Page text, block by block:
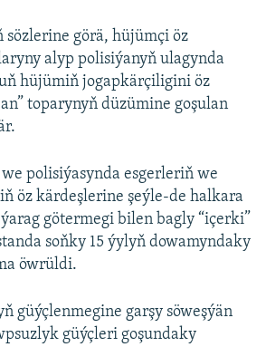
sözlerine görä, hüjümçi öz
alyp polisiýanyň ulagynda
hüjümiň jogapkärçiligini öz
toparynyň düzümine goşulan
polisiýasynda esgerleriň we
öz kärdeşlerine şeýle-de halkara
götermegi bilen bagly “içerki”
soňky 15 ýylyň dowamyndaky
öwrüldi.
güýçlenmegine garşy söweşýän
güýçleri goşundaky